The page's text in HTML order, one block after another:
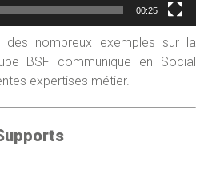
00:25
nombreux exemples sur la
BSF communique en Social
expertises métier.